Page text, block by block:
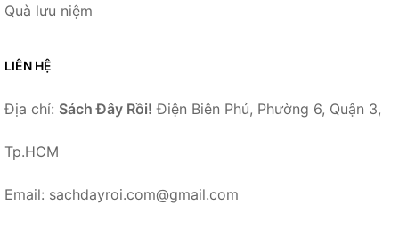
Quà lưu niệm
LIÊN HỆ
Địa chỉ: Sách Đây Rồi! Điện Biên Phủ, Phường 6, Quận 3,
Tp.HCM
Email: sachdayroi.com@gmail.com